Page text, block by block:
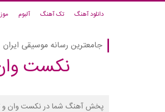
دانلود آهنگ تک آهنگ آلبوم
جامعترین رسانه موسیقی ایران
نکست
پخش آهنگ شما در نکست وان و